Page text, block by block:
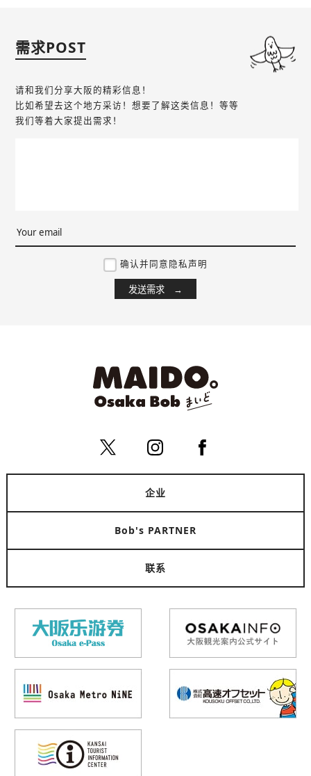
需求POST
请和我们分享大阪的精彩信息！
比如希望去这个地方采访！想要了解这类信息！等等
我们等着大家提出需求！
确认并同意隐私声明
企业
Bob's PARTNER
联系